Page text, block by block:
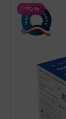
-90%